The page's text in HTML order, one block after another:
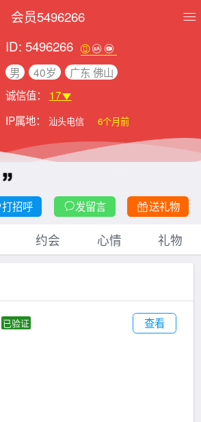
会员5496266
ID: 5496266
男 40岁
广东 佛山
诚信值： 17
IP属地：
汕头电信 6个月前
打招呼 发留言 送礼物
约会 心情 礼物
已验证
查看